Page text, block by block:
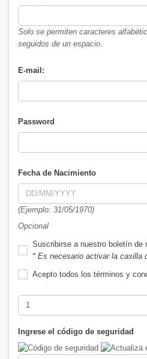
Solo se permiten caracteres
seguidos de un espacio.
E-mail:
Password
Fecha de Nacimiento
(Ejemplo: 31/05/1970)
Opcional
Suscribirse a nuestro boletín de
* Es necesario activar la casilla
Acepto todos los términos y
Ingrese el código de seguridad